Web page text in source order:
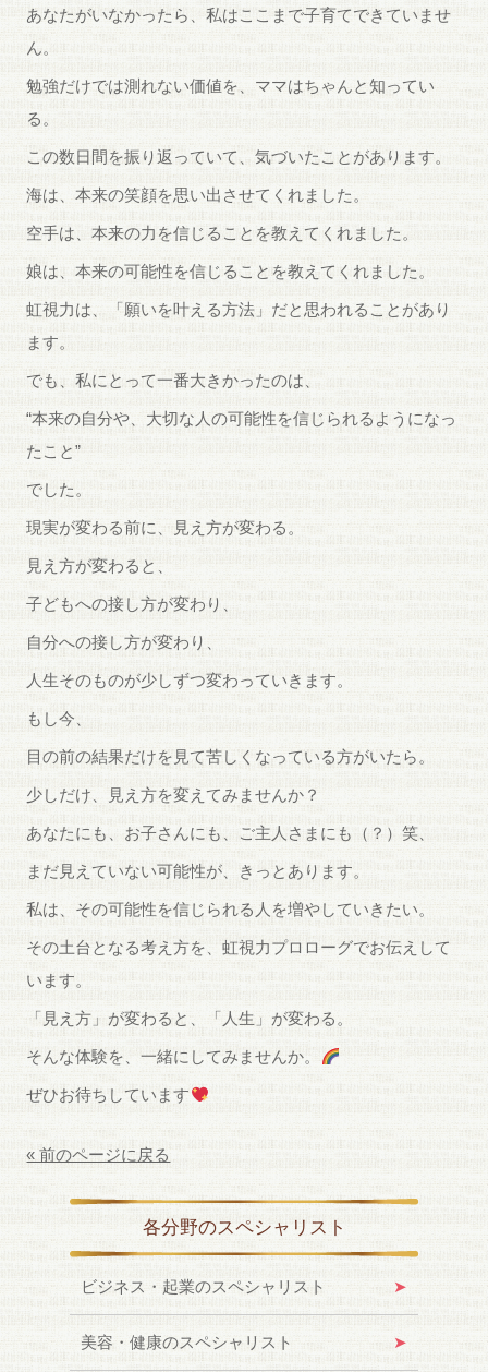
あなたがいなかったら、私はここまで子育てできていませ
ん。
勉強だけでは測れない価値を、ママはちゃんと知ってい
る。
この数日間を振り返っていて、気づいたことがあります。
海は、本来の笑顔を思い出させてくれました。
空手は、本来の力を信じることを教えてくれました。
娘は、本来の可能性を信じることを教えてくれました。
虹視力は、「願いを叶える方法」だと思われることがあり
ます。
でも、私にとって一番大きかったのは、
“本来の自分や、大切な人の可能性を信じられるようになっ
たこと”
でした。
現実が変わる前に、見え方が変わる。
見え方が変わると、
子どもへの接し方が変わり、
自分への接し方が変わり、
人生そのものが少しずつ変わっていきます。
もし今、
目の前の結果だけを見て苦しくなっている方がいたら。
少しだけ、見え方を変えてみませんか？
あなたにも、お子さんにも、ご主人さまにも（？）笑、
まだ見えていない可能性が、きっとあります。
私は、その可能性を信じられる人を増やしていきたい。
その土台となる考え方を、虹視力プロローグでお伝えして
います。
「見え方」が変わると、「人生」が変わる。
そんな体験を、一緒にしてみませんか。
ぜひお待ちしています
« 前のページに戻る
各分野のスペシャリスト
ビジネス・起業のスペシャリスト
美容・健康のスペシャリスト